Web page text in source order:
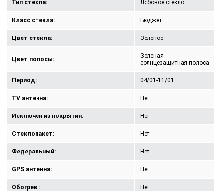
Тип стекла: Лобовое стекло
Класс стекла: Бюджет
Цвет стекла: Зеленое
Цвет полосы:
Зеленая
солнцезащитная полоса
Период: 04/01-11/01
TV антенна: Нет
Исключен из покрытия: Нет
Стеклопакет: Нет
Федеральный: Нет
GPS антенна: Нет
Обогрев : Нет